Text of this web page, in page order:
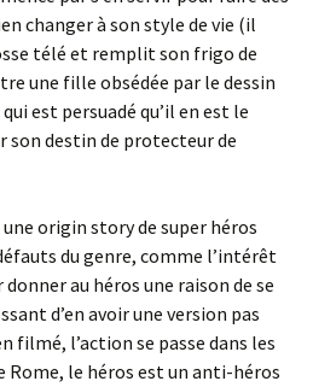
changer à son style de vie (il
télé et remplit son frigo de
une fille obsédée par le dessin
qui est persuadé qu’il en est le
son destin de protecteur de
une origin story de super héros
du genre, comme l’intérêt
au héros une raison de se
d’en avoir une version pas
filmé, l’action se passe dans les
Rome, le héros est un anti-héros